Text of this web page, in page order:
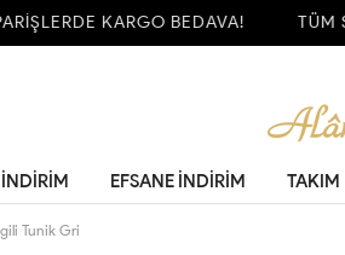
KARGO BEDAVA! TÜM
EFSANE İNDİRİM TAKIM
Tunik Gri